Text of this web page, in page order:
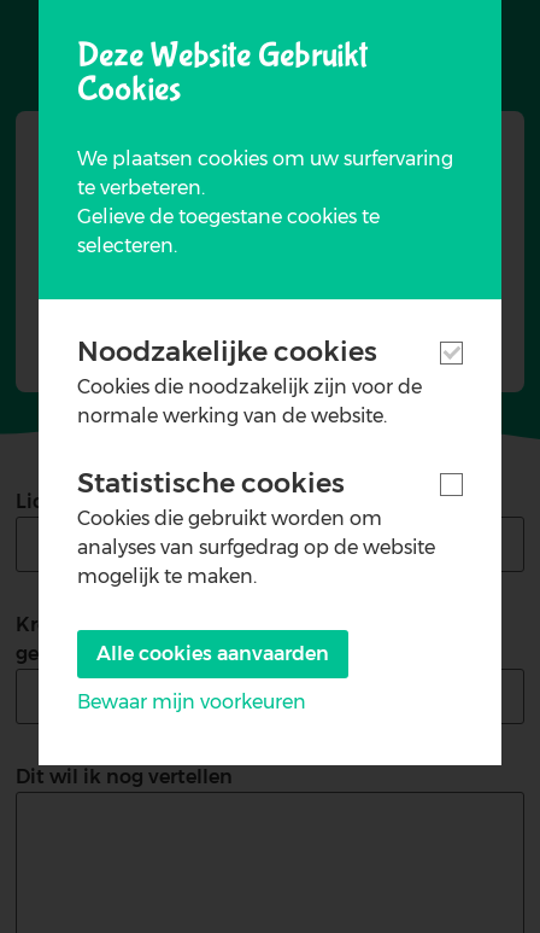
Ik ben animator bij Oscarcrew
Mijn gemeente
De Gezinsbond
Lidnummer Gezinsbond (indien van toepassing)
Kreeg je via de gemeente een kortingscode? Zo ja,
gelieve deze hier te noteren:
Dit wil ik nog vertellen
Deze Website Gebruikt
Cookies
We plaatsen cookies om uw surfervaring
te verbeteren.
Gelieve de toegestane cookies te
selecteren.
Noodzakelijke cookies
Cookies die noodzakelijk zijn voor de
normale werking van de website.
Statistische cookies
Cookies die gebruikt worden om
analyses van surfgedrag op de website
mogelijk te maken.
Alle cookies aanvaarden
Bewaar mijn voorkeuren
consent